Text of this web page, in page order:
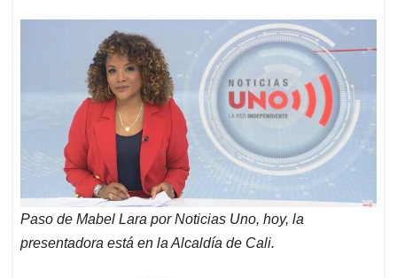
Paso de Mabel Lara por Noticias Uno, hoy, la
presentadora está en la Alcaldía de Cali.